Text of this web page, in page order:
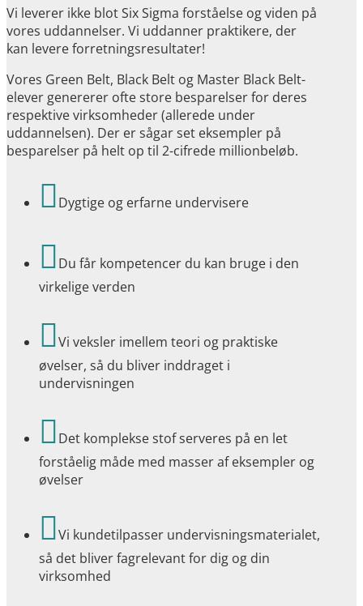
Vi leverer ikke blot Six Sigma forståelse og viden på
vores uddannelser. Vi uddanner praktikere, der
kan levere forretningsresultater!
Vores Green Belt, Black Belt og Master Black Belt-
elever genererer ofte store besparelser for deres
respektive virksomheder (allerede under
uddannelsen). Der er sågar set eksempler på
besparelser på helt op til 2-cifrede millionbeløb.
 Dygtige og erfarne undervisere
 Du får kompetencer du kan bruge i den
virkelige verden
 Vi veksler imellem teori og praktiske
øvelser, så du bliver inddraget i
undervisningen
 Det komplekse stof serveres på en let
forståelig måde med masser af eksempler og
øvelser
 Vi kundetilpasser undervisningsmaterialet,
så det bliver fagrelevant for dig og din
virksomhed